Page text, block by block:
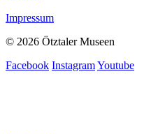
Impressum
© 2026 Ötztaler Museen
Facebook InstagramYoutube